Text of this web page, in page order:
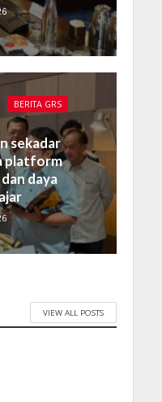
BERITA GRS
sekadar
platform
daya
VIEW ALL POSTS